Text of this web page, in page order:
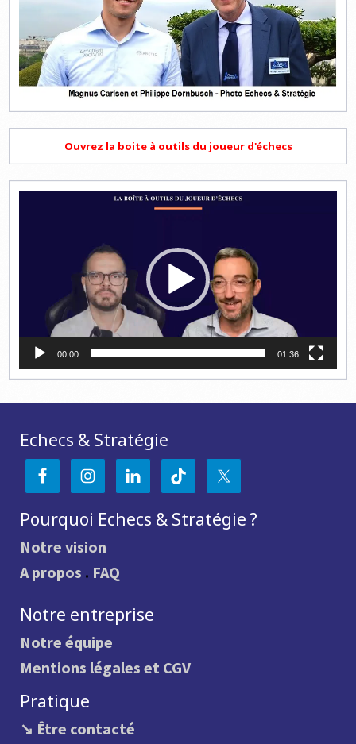
Ouvrez la boite à outils du joueur d'échecs
00:00 01:36
Echecs & Stratégie
Pourquoi Echecs & Stratégie ?
Notre vision
A propos . FAQ
Notre entreprise
Notre équipe
Mentions légales et CGV
Pratique
↘ Être contacté